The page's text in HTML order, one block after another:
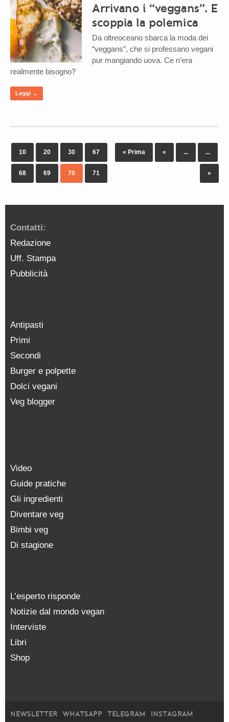
Arrivano i “veggans”. E
scoppia la polemica
Da oltreoceano sbarca la moda dei
“veggans”, che si professano vegani
pur mangiando uova. Ce n’era
realmente bisogno?
Leggi →
« Prima « ...
10 20 30 ...
67
68 69 70 71 »
Contatti:
Redazione
Uff. Stampa
Pubblicità
Antipasti
Primi
Secondi
Burger e polpette
Dolci vegani
Veg blogger
Video
Guide pratiche
Gli ingredienti
Diventare veg
Bimbi veg
Di stagione
L’esperto risponde
Notizie dal mondo vegan
Interviste
Libri
Shop
NEWSLETTER WHATSAPP TELEGRAM
INSTAGRAM